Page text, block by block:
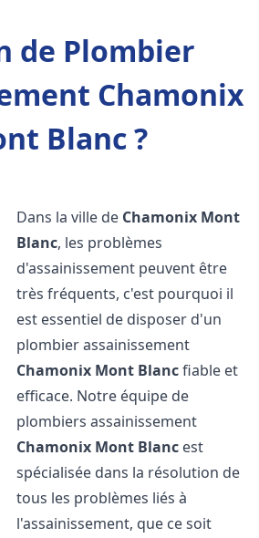
de Plombier
Chamonix
Blanc ?
Dans la ville de Chamonix Mont
Blanc, les problèmes
d'assainissement peuvent être
très fréquents, c'est pourquoi il
est essentiel de disposer d'un
plombier assainissement
Chamonix Mont Blancfiable et
efficace. Notre équipe de
plombiers assainissement
Chamonix Mont Blanc est
spécialisée dans la résolution de
tous les problèmes liés à
l'assainissement, que ce soit